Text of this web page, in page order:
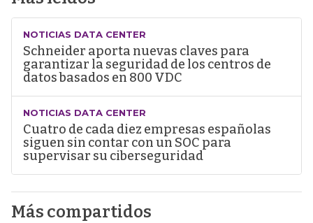
NOTICIAS DATA CENTER
Schneider aporta nuevas claves para
garantizar la seguridad de los centros de
datos basados en 800 VDC
NOTICIAS DATA CENTER
Cuatro de cada diez empresas españolas
siguen sin contar con un SOC para
supervisar su ciberseguridad
Más compartidos